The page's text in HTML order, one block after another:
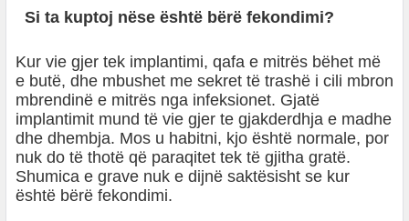
Si ta kuptoj nëse është bërë fekondimi?
Kur vie gjer tek implantimi, qafa e mitrës bëhet më
e butë, dhe mbushet me sekret të trashë i cili mbron
mbrendinë e mitrës nga infeksionet. Gjatë
implantimit mund të vie gjer te gjakderdhja e madhe
dhe dhembja. Mos u habitni, kjo është normale, por
nuk do të thotë që paraqitet tek të gjitha gratë.
Shumica e grave nuk e dijnë saktësisht se kur
është bërë fekondimi.